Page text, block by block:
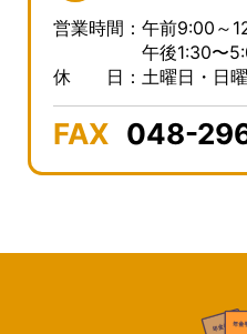
営業時間：午前9:00～
午後1:30〜
休 日：土曜日・日曜
FAX 048-